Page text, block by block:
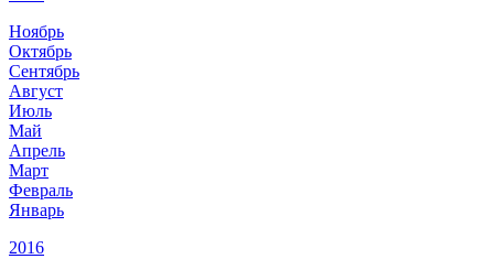
Ноябрь
Октябрь
Сентябрь
Август
Июль
Май
Апрель
Март
Февраль
Январь
2016